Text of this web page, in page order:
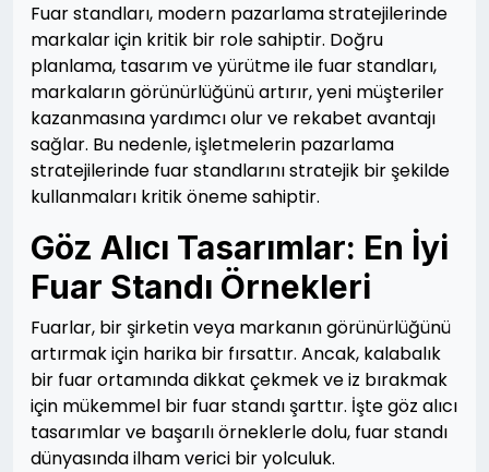
Fuar standları, modern pazarlama stratejilerinde
markalar için kritik bir role sahiptir. Doğru
planlama, tasarım ve yürütme ile fuar standları,
markaların görünürlüğünü artırır, yeni müşteriler
kazanmasına yardımcı olur ve rekabet avantajı
sağlar. Bu nedenle, işletmelerin pazarlama
stratejilerinde fuar standlarını stratejik bir şekilde
kullanmaları kritik öneme sahiptir.
Göz Alıcı Tasarımlar: En İyi
Fuar Standı Örnekleri
Fuarlar, bir şirketin veya markanın görünürlüğünü
artırmak için harika bir fırsattır. Ancak, kalabalık
bir fuar ortamında dikkat çekmek ve iz bırakmak
için mükemmel bir fuar standı şarttır. İşte göz alıcı
tasarımlar ve başarılı örneklerle dolu, fuar standı
dünyasında ilham verici bir yolculuk.